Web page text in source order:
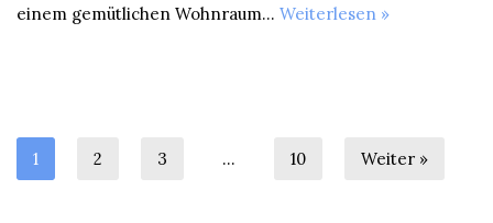
einem gemütlichen Wohnraum… Weiterlesen »
1 2 3 … 10 Weiter »